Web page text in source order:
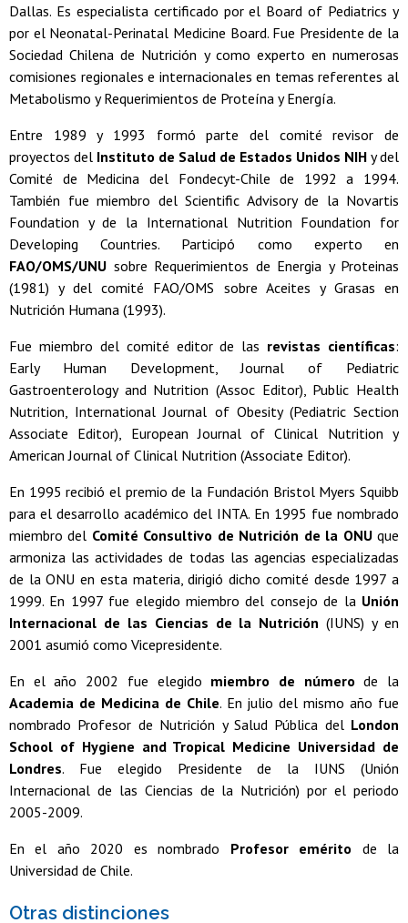
Dallas. Es especialista certificado por el Board of Pediatrics y
por el Neonatal-Perinatal Medicine Board. Fue Presidente de la
Sociedad Chilena de Nutrición y como experto en numerosas
comisiones regionales e internacionales en temas referentes al
Metabolismo y Requerimientos de Proteína y Energía.
Entre 1989 y 1993 formó parte del comité revisor de
proyectos del Instituto de Salud de Estados Unidos NIH y del
Comité de Medicina del Fondecyt-Chile de 1992 a 1994.
También fue miembro del Scientific Advisory de la Novartis
Foundation y de la International Nutrition Foundation for
Developing Countries. Participó como experto en
FAO/OMS/UNU sobre Requerimientos de Energia y Proteinas
(1981) y del comité FAO/OMS sobre Aceites y Grasas en
Nutrición Humana (1993).
Fue miembro del comité editor de las revistas científicas:
Early Human Development, Journal of Pediatric
Gastroenterology and Nutrition (Assoc Editor), Public Health
Nutrition, International Journal of Obesity (Pediatric Section
Associate Editor), European Journal of Clinical Nutrition y
American Journal of Clinical Nutrition (Associate Editor).
En 1995 recibió el premio de la Fundación Bristol Myers Squibb
para el desarrollo académico del INTA. En 1995 fue nombrado
miembro del Comité Consultivo de Nutrición de la ONUque
armoniza las actividades de todas las agencias especializadas
de la ONU en esta materia, dirigió dicho comité desde 1997 a
1999. En 1997 fue elegido miembro del consejo de la Unión
Internacional de las Ciencias de la Nutrición (IUNS) y en
2001 asumió como Vicepresidente.
En el año 2002 fue elegido miembro de número de la
Academia de Medicina de Chile. En julio del mismo año fue
nombrado Profesor de Nutrición y Salud Pública del London
School of Hygiene and Tropical Medicine Universidad de
Londres. Fue elegido Presidente de la IUNS (Unión
Internacional de las Ciencias de la Nutrición) por el periodo
2005-2009.
En el año 2020 es nombrado Profesor emérito de la
Universidad de Chile.
Otras distinciones